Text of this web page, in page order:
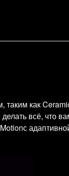
как
всё, что